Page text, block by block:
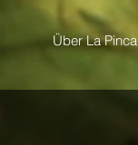
Über La Pinca